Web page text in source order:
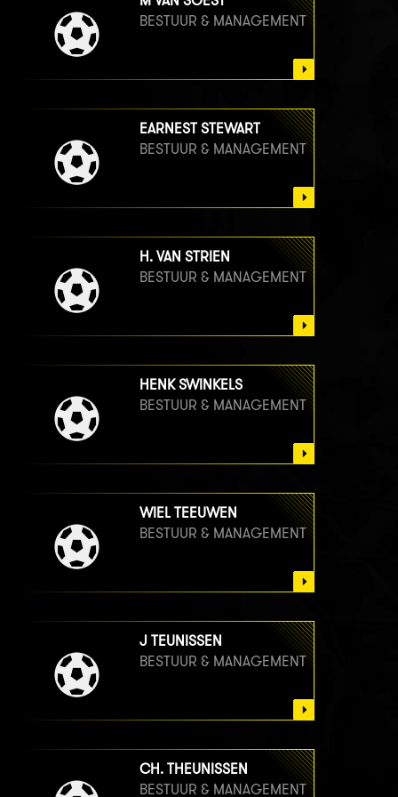
BESTUUR & MANAGEMENT
EARNEST STEWART
BESTUUR & MANAGEMENT
H. VAN STRIEN
BESTUUR & MANAGEMENT
HENK SWINKELS
BESTUUR & MANAGEMENT
WIEL TEEUWEN
BESTUUR & MANAGEMENT
J TEUNISSEN
BESTUUR & MANAGEMENT
CH. THEUNISSEN
BESTUUR & MANAGEMENT